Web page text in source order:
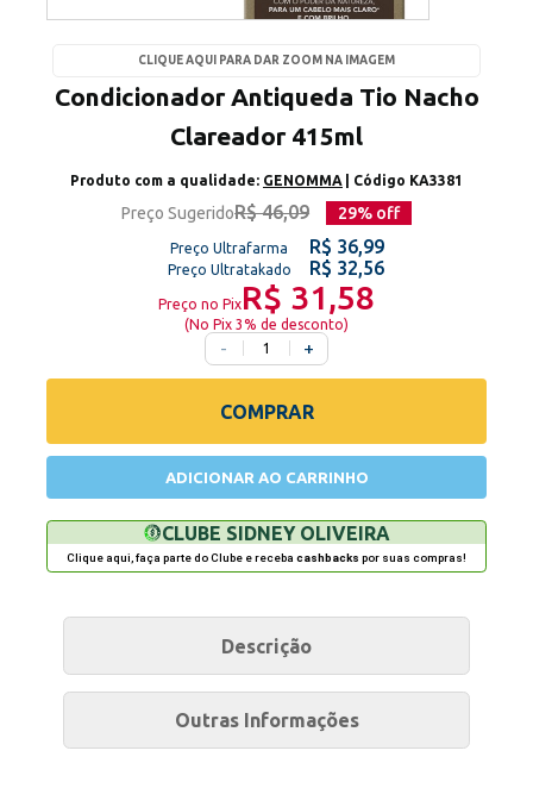
CLIQUE AQUI PARA DAR ZOOM NA IMAGEM
Condicionador Antiqueda Tio Nacho
Clareador 415ml
Produto com a qualidade: GENOMMA | Código KA3381
Preço SugeridoR$ 46,09 29% off
Preço Ultrafarma R$ 36,99
Preço Ultratakado R$ 32,56
Preço no PixR$ 31,58
(No Pix 3% de desconto)
- +
COMPRAR
ADICIONAR AO CARRINHO
CLUBE SIDNEY OLIVEIRA
Clique aqui, faça parte do Clube e receba cashbacks por suas compras!
Descrição
Outras Informações